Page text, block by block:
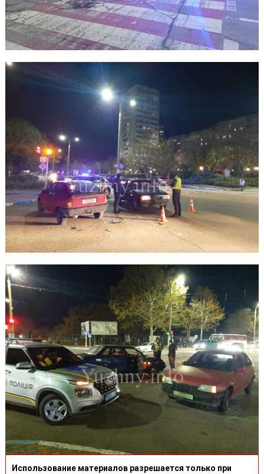
Использование материалов разрешается только при